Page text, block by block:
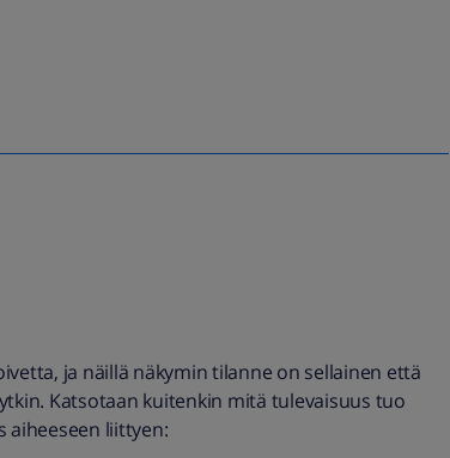
ja näillä näkymin tilanne on sellainen että
Katsotaan kuitenkin mitä tulevaisuus tuo
aiheeseen liittyen: